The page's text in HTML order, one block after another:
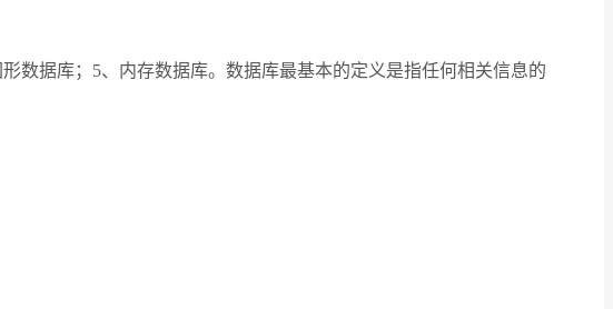
数据库；5、内存数据库。数据库最基本的定义是指任何相关信息的